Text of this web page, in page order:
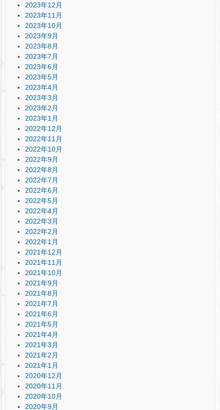
2023年12月
2023年11月
2023年10月
2023年9月
2023年8月
2023年7月
2023年6月
2023年5月
2023年4月
2023年3月
2023年2月
2023年1月
2022年12月
2022年11月
2022年10月
2022年9月
2022年8月
2022年7月
2022年6月
2022年5月
2022年4月
2022年3月
2022年2月
2022年1月
2021年12月
2021年11月
2021年10月
2021年9月
2021年8月
2021年7月
2021年6月
2021年5月
2021年4月
2021年3月
2021年2月
2021年1月
2020年12月
2020年11月
2020年10月
2020年9月